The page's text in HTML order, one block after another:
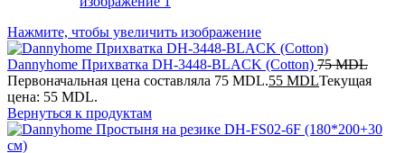
Нажмите, чтобы увеличить изображение
Dannyhome Прихватка DH-3448-BLACK (Cotton) 75MDL
Первоначальная цена составляла 75 MDL.55 MDLТекущая
цена: 55 MDL.
Вернуться к продуктам